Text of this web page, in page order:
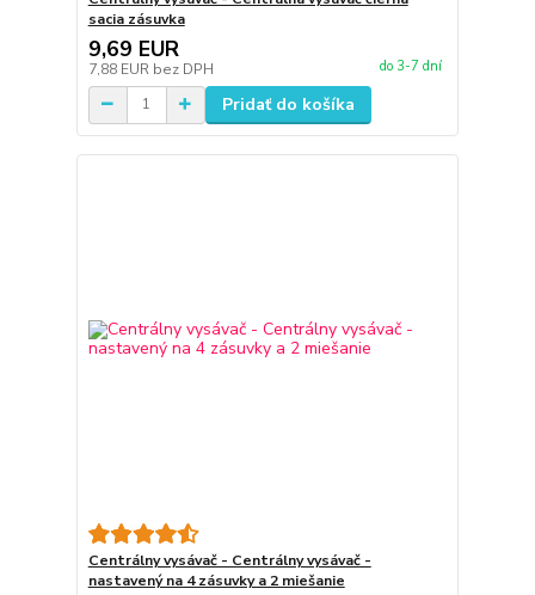
sacia zásuvka
9,69 EUR
7,88 EUR bez DPH do 3-7 dní
Pridať do košíka
Centrálny vysávač - Centrálny vysávač -
nastavený na 4 zásuvky a 2 miešanie